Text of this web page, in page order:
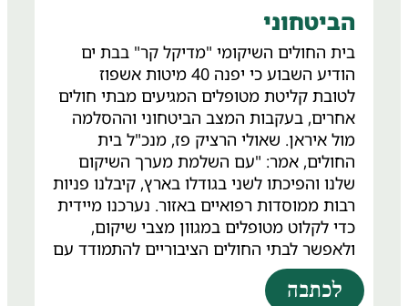
הביטחוני
בית החולים השיקומי "מדיקל קר" בבת ים
הודיע השבוע כי יפנה 40 מיטות אשפוז
לטובת קליטת מטופלים המגיעים מבתי חולים
אחרים, בעקבות המצב הביטחוני וההסלמה
מול איראן. שאולי הרציק פז, מנכ"ל בית
החולים, אמר: "עם השלמת מערך השיקום
שלנו והפיכתו לשני בגודלו בארץ, קיבלנו פניות
רבות ממוסדות רפואיים באזור. נערכנו מיידית
כדי לקלוט מטופלים במגוון מצבי שיקום,
ולאפשר לבתי החולים הציבוריים להתמודד עם
עומס הפצועים."
לכתבה